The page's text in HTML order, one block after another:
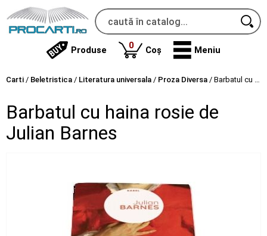
Produse 0produse
Coș Meniu
Carti / Beletristica / Literatura universala / Proza Diversa / Barbatul cu haina rosie de Julian Barnes
Barbatul cu haina rosie de
Julian Barnes